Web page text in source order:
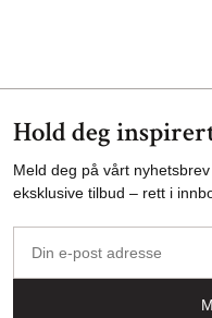
Hold deg
Meld deg på vårt
eksklusive tilbud – rett i
post